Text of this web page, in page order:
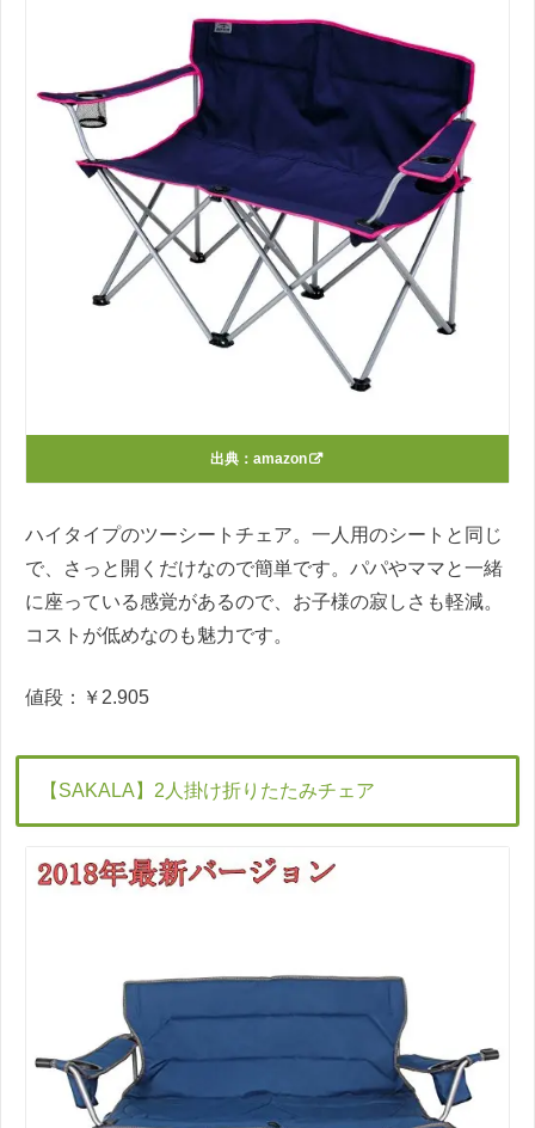
出典： amazon
ハイタイプのツーシートチェア。一人用のシートと同じ
で、さっと開くだけなので簡単です。パパやママと一緒
に座っている感覚があるので、お子様の寂しさも軽減。
コストが低めなのも魅力です。
値段：￥2.905
【SAKALA】2人掛け折りたたみチェア